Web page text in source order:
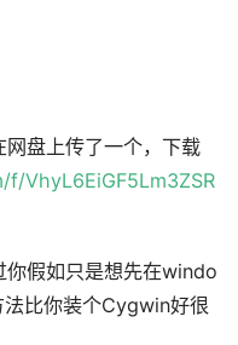
盘上传了一个，下载
VhyL6EiGF5Lm3ZSR
假如只是想先在windo
比你装个Cygwin好很